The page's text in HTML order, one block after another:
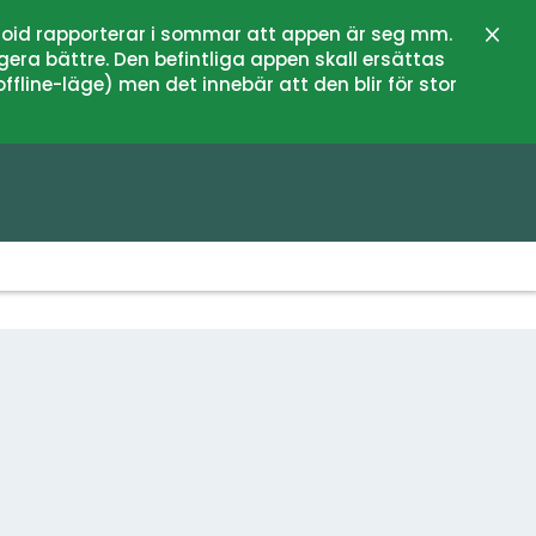
rapporterar i sommar att appen är seg mm.
bättre. Den befintliga appen skall ersättas
läge) men det innebär att den blir för stor